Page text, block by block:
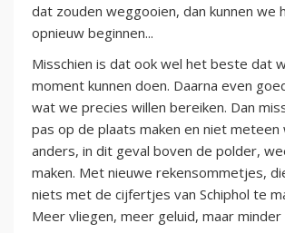
dat zouden weggooien, dan kunnen we
opnieuw beginnen...
Misschien is dat ook wel het beste dat
moment kunnen doen. Daarna even
wat we precies willen bereiken. Dan
pas op de plaats maken en niet
anders, in dit geval boven de polder,
maken. Met nieuwe rekensommetjes,
niets met de cijfertjes van Schiphol te
Meer vliegen, meer geluid, maar